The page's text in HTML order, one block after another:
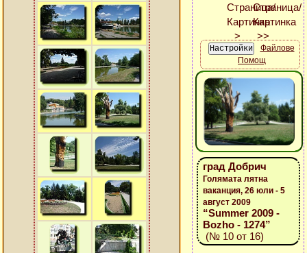
Файлове
Помощ
град Добрич
Голямата лятна
ваканция, 26 юли - 5
август 2009
“Summer 2009 -
Bozho - 1274”
(№ 10 от 16)